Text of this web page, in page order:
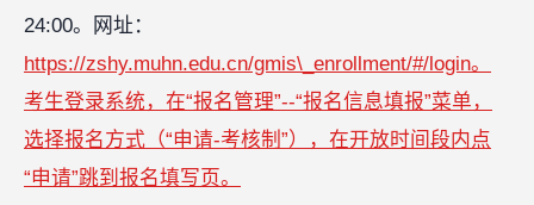
24:00。网址：
https://zshy.muhn.edu.cn/gmis\_enrollment/#/login。
考生登录系统，在“报名管理”--“报名信息填报”菜单，
选择报名方式（“申请-考核制”），在开放时间段内点
“申请”跳到报名填写页。